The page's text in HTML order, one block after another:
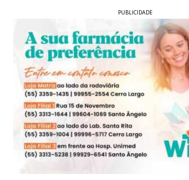
PUBLICIDADE